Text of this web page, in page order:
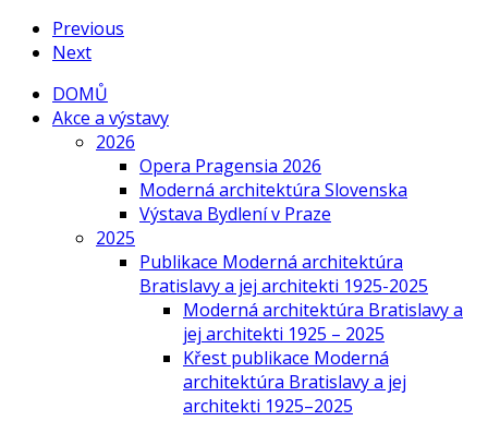
Previous
Next
DOMŮ
Akce a výstavy
2026
Opera Pragensia 2026
Moderná architektúra Slovenska
Výstava Bydlení v Praze
2025
Publikace Moderná architektúra
Bratislavy a jej architekti 1925-2025
Moderná architektúra Bratislavy a
jej architekti 1925 – 2025
Křest publikace Moderná
architektúra Bratislavy a jej
architekti 1925–2025